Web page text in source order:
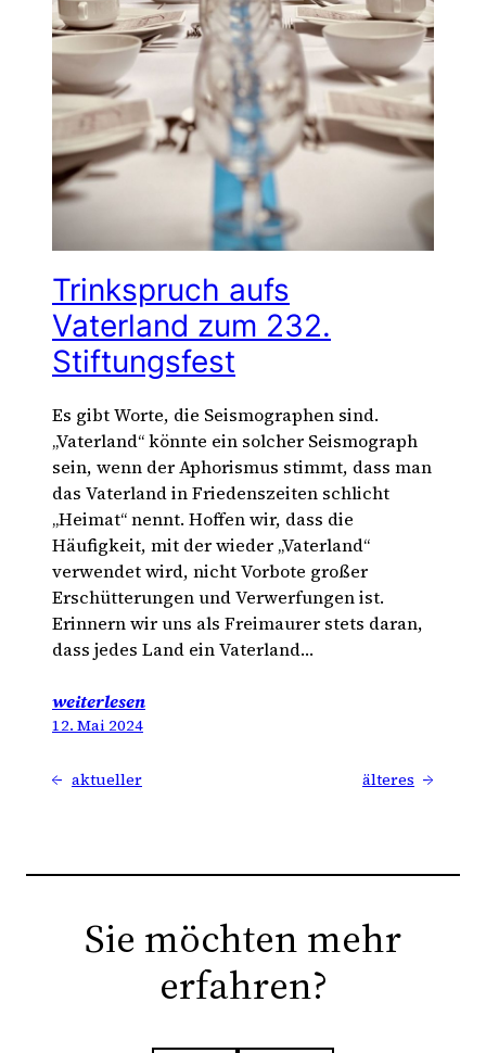
Trinkspruch aufs
Vaterland zum 232.
Stiftungsfest
Es gibt Worte, die Seismographen sind.
„Vaterland“ könnte ein solcher Seismograph
sein, wenn der Aphorismus stimmt, dass man
das Vaterland in Friedenszeiten schlicht
„Heimat“ nennt. Hoffen wir, dass die
Häufigkeit, mit der wieder „Vaterland“
verwendet wird, nicht Vorbote großer
Erschütterungen und Verwerfungen ist.
Erinnern wir uns als Freimaurer stets daran,
dass jedes Land ein Vaterland…
weiterlesen
12. Mai 2024
← aktueller älteres →
Sie möchten mehr
erfahren?